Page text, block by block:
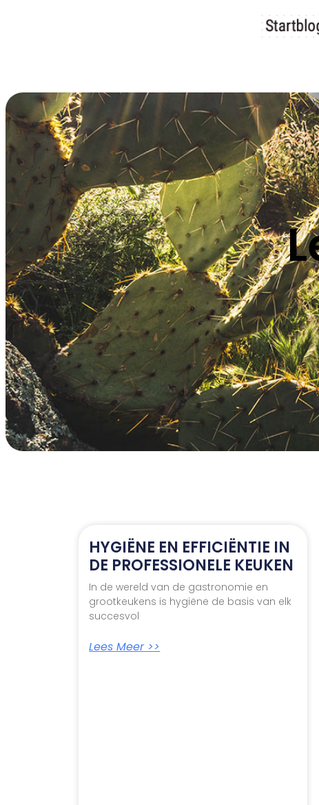
HYGIËNE EN EFFICIËNTIE IN
DE PROFESSIONELE KEUKEN
In de wereld van de gastronomie en
grootkeukens is hygiëne de basis van elk
succesvol
Lees Meer >>